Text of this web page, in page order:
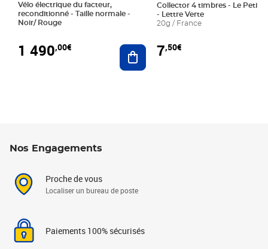
Vélo électrique du facteur,
reconditionné - Taille normale -
Noir/ Rouge
1 490,00€ Ajouter au panier
Collector 4 timbres - Le Petit
- Lettre Verte
20g / France
7,50€
Nos Engagements
Proche de vous
Localiser un bureau de poste
Paiements 100% sécurisés